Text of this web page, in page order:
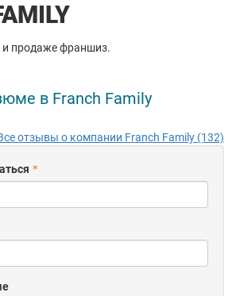
и продаже франшиз.
в Franch Family
отзывы о компании Franch Family (132)